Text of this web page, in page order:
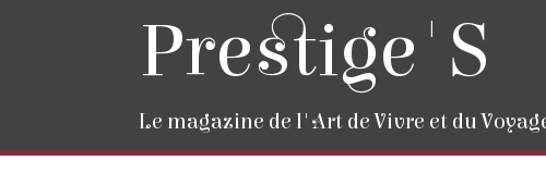
Prestige'S
Le magazine de l'Art de Vivre et du